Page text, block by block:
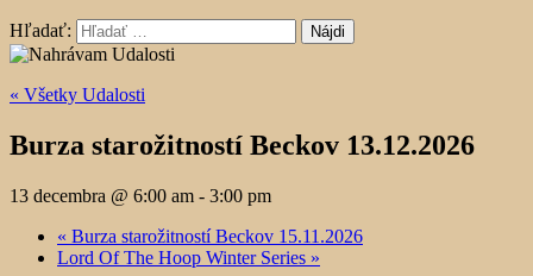
Hľadať:
« Všetky Udalosti
Burza starožitností Beckov 13.12.2026
13 decembra @ 6:00 am - 3:00 pm
« Burza starožitností Beckov 15.11.2026
Lord Of The Hoop Winter Series »